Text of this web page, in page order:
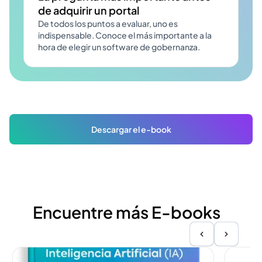
de adquirir un portal
De todos los puntos a evaluar, uno es
indispensable. Conoce el más importante a la
hora de elegir un software de gobernanza.
Descargar el e-book
Encuentre más E-books
Ver más